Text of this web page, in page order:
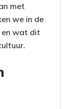
met
we in de
en wat dit